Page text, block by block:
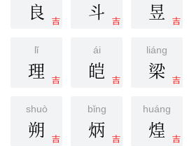
吉
良 吉
斗 吉
昱
lǐ
吉
理
ái
吉
皑
liáng
吉
梁
shuò
吉
朔
bǐng
吉
炳
huáng
吉
煌